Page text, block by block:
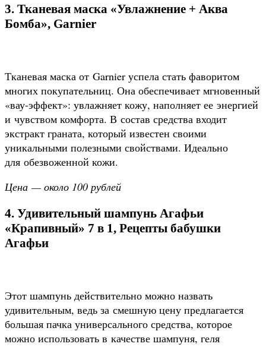
3. Тканевая маска «Увлажнение + Аква
Бомба», Garnier
Тканевая маска от Garnier успела стать фаворитом
многих покупательниц. Она обеспечивает мгновенный
«вау-эффект»: увлажняет кожу, наполняет ее энергией
и чувством комфорта. В состав средства входит
экстракт граната, который известен своими
уникальными полезными свойствами. Идеально
для обезвоженной кожи.
Цена — около 100 рублей
4. Удивительный шампунь Агафьи
«Крапивный» 7 в 1, Рецепты бабушки
Агафьи
Этот шампунь действительно можно назвать
удивительным, ведь за смешную цену предлагается
большая пачка универсального средства, которое
можно использовать в качестве шампуня, геля